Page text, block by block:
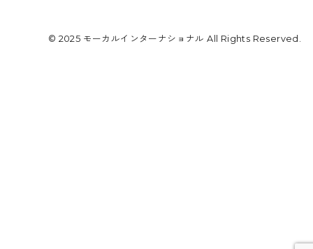
© 2025 モーカルインターナショナル All Rights Reserved.